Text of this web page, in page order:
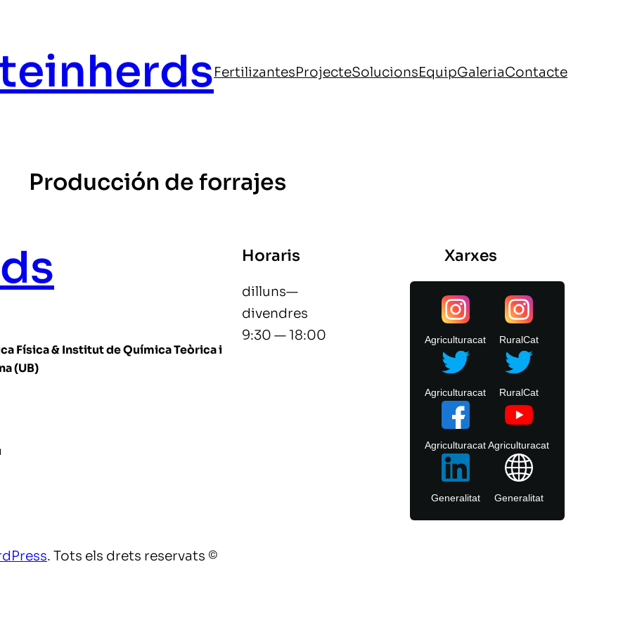
FertilizantesProjecteSolucionsEquipGaleriaContacte
Producción de forrajes
Física & Institut de Química Teòrica i
(UB)
Horaris
dilluns—
divendres
9:30 — 18:00
Xarxes
Agriculturacat RuralCat
Agriculturacat RuralCat
Agriculturacat Agriculturacat
Generalitat Generalitat
. Tots els drets reservats ©